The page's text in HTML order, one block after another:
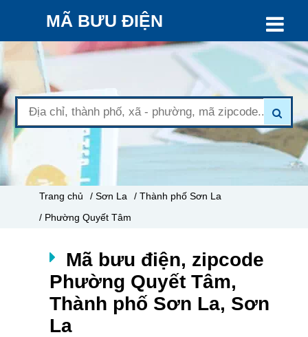
MÃ BƯU ĐIỆN
Trang chủ / Sơn La
/ Thành phố Sơn La
/ Phường Quyết Tâm
Mã bưu điện, zipcode
Phường Quyết Tâm,
Thành phố Sơn La, Sơn
La